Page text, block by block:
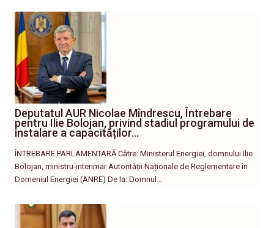
Deputatul AUR Nicolae Mîndrescu, Întrebare
pentru Ilie Bolojan, privind stadiul programului de
instalare a capacităților…
ÎNTREBARE PARLAMENTARĂ Către: Ministerul Energiei, domnului Ilie
Bolojan, ministru-interimar Autorității Naționale de Reglementare în
Domeniul Energiei (ANRE) De la: Domnul…